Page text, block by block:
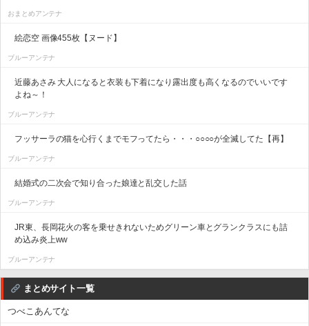
おまとめアンテナ
絵恋空 画像455枚【ヌード】
ブルーアンテナ
近藤あさみ 大人になると衣装も下着になり露出度も高くなるのでいいです
よね～！
ブルーアンテナ
フッサーラの猫を心行くまでモフってたら・・・○○○○が全滅してた【再】
ブルーアンテナ
結婚式の二次会で知り合った娘達と乱交した話
ブルーアンテナ
JR東、長岡花火の客を乗せきれないためグリーン車とグランクラスにも詰
め込み炎上ww
ブルーアンテナ
まとめサイト一覧
つべこあんてな